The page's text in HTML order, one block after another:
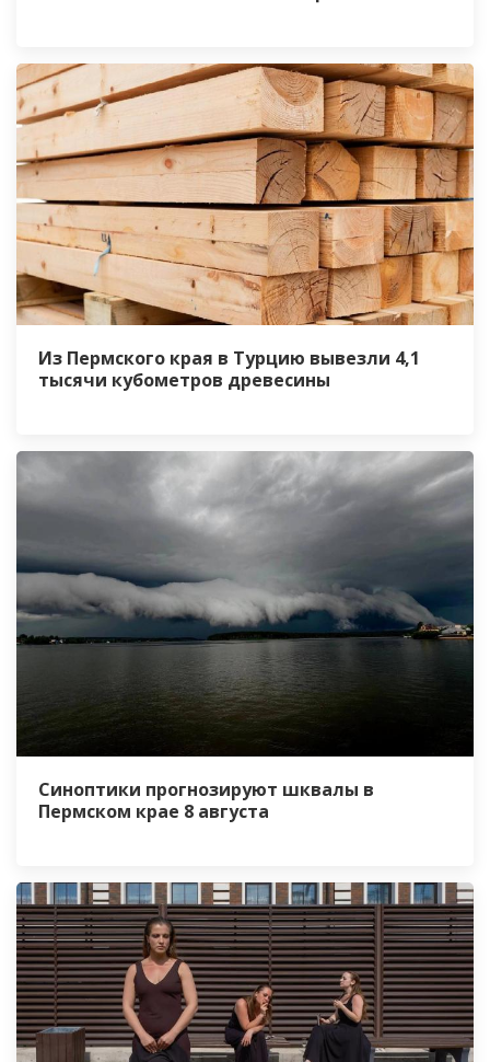
Из Пермского края в Турцию вывезли 4,1
тысячи кубометров древесины
Синоптики прогнозируют шквалы в
Пермском крае 8 августа